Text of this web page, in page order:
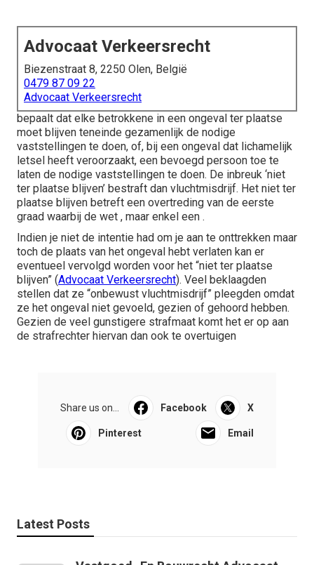
Advocaat Verkeersrecht
Biezenstraat 8, 2250 Olen, België
0479 87 09 22
Advocaat Verkeersrecht
bepaalt dat elke betrokkene in een ongeval ter plaatse
moet blijven teneinde gezamenlijk de nodige
vaststellingen te doen, of, bij een ongeval dat lichamelijk
letsel heeft veroorzaakt, een bevoegd persoon toe te
laten de nodige vaststellingen te doen. De inbreuk ‘niet
ter plaatse blijven’ bestraft dan vluchtmisdrijf. Het niet ter
plaatse blijven betreft een overtreding van de eerste
graad waarbij de wet , maar enkel een .
Indien je niet de intentie had om je aan te onttrekken maar
toch de plaats van het ongeval hebt verlaten kan er
eventueel vervolgd worden voor het “niet ter plaatse
blijven” (Advocaat Verkeersrecht). Veel beklaagden
stellen dat ze “onbewust vluchtmisdrijf” pleegden omdat
ze het ongeval niet gevoeld, gezien of gehoord hebben.
Gezien de veel gunstigere strafmaat komt het er op aan
de strafrechter hiervan dan ook te overtuigen
Share us on... Facebook X
Pinterest Email
Latest Posts